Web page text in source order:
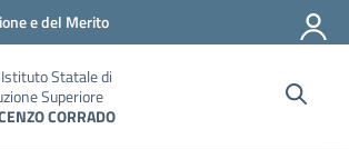
e del Merito
Istituto Statale di
Superiore
CORRADO